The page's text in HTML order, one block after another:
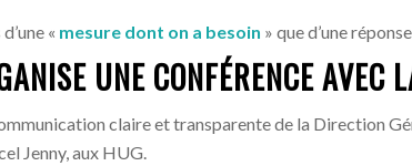
« mesure dont on a besoin » que d’une
UNE CONFÉRENCE
claire et transparente de la Direction
Jenny, aux HUG.